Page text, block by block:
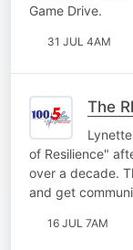
Game Drive.
31 JUL 4AM
The
of Resilience"
over a decade.
and get
16 JUL 7AM